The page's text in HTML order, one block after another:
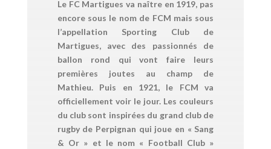
Le FC Martigues va naître en 1919, pas
encore sous le nom de FCM mais sous
l’appellation Sporting Club de
Martigues, avec des passionnés de
ballon rond qui vont faire leurs
premières joutes au champ de
Mathieu. Puis en 1921, le FCM va
officiellement voir le jour. Les couleurs
du club sont inspirées du grand club de
rugby de Perpignan qui joue en « Sang
& Or » et le nom « Football Club »